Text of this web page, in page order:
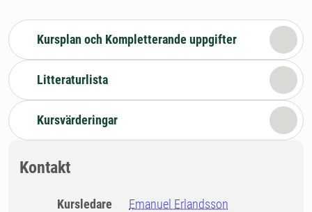
Kursplan och Kompletterande uppgifter
Litteraturlista
Kursvärderingar
Kontakt
Kursledare Emanuel Erlandsson